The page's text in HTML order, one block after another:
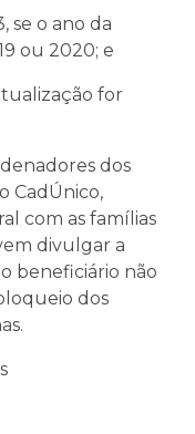
se o ano da
ou 2020; e
for
dos
CadÚnico,
com as famílias
divulgar a
beneficiário não
dos